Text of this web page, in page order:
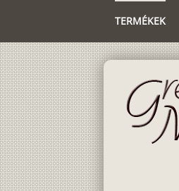
TERMÉKEK